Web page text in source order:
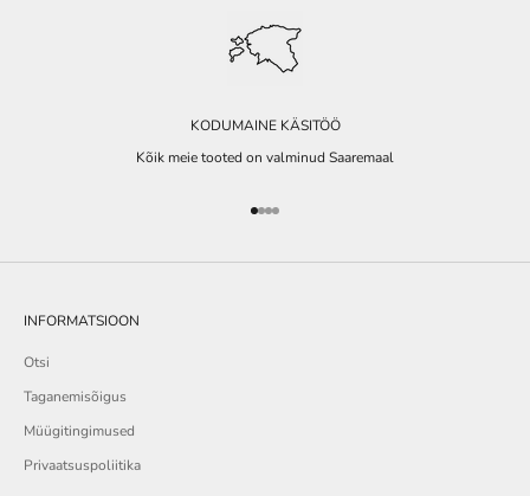
KODUMAINE KÄSITÖÖ
Kõik meie tooted on valminud Saaremaal
Go to item 1
Go to item 2
Go to item 3
Go to item 4
INFORMATSIOON
Otsi
Taganemisõigus
Müügitingimused
Privaatsuspoliitika